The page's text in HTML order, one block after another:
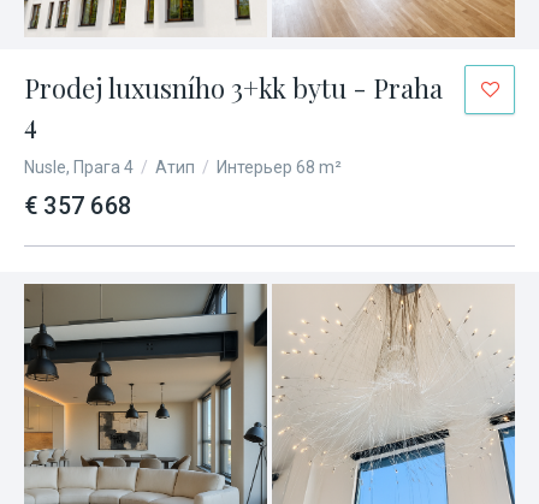
Prodej luxusního 3+kk bytu - Praha
4
Nusle, Прага 4 / Атип / Интерьер 68 m²
€ 357 668